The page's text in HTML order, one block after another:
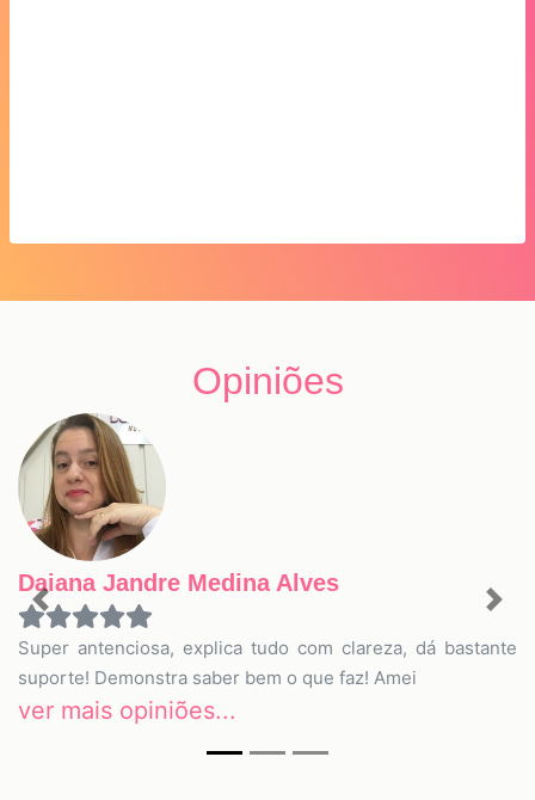
Opiniões
Daiana Jandre Medina Alves
Super antenciosa, explica tudo com clareza, dá bastante
suporte! Demonstra saber bem o que faz! Amei
ver mais opiniões...
Previous Next